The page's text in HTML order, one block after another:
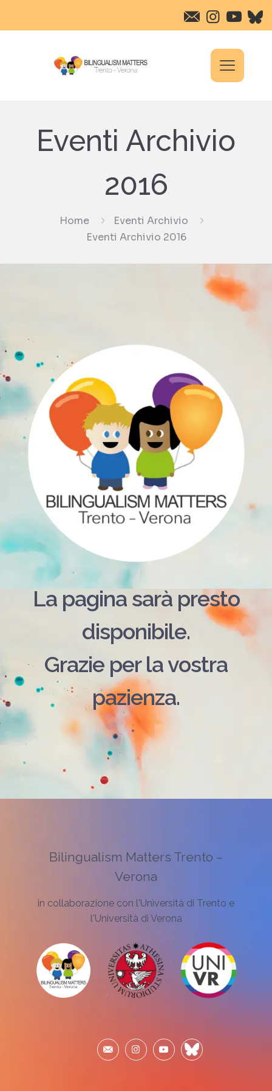
Eventi Archivio
2016
Home
Eventi Archivio
Eventi Archivio 2016
La pagina sarà presto
disponibile.
Grazie per la vostra
pazienza.
Bilingualism Matters Trento –
Verona
in collaborazione con l'Università di Trento e
l'Università di Verona